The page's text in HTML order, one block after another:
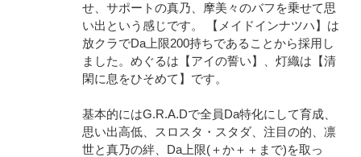
せ、サポートの真乃、摩美々のバフを乗せて思
い出という感じです。 【メイドインナツハ】は
放クラでDa上限200持ちであることから採用し
ました。めぐるは【アイの誓い】、灯織は【清
閑に息をひそめて】です。
基本的にはG.R.A.Dで全員Da特化にして育成、
思い出高低、スロスタ・スタダ、注目の的、凛
世と真乃の絆、Da上限(＋か＋＋まで)を取っ